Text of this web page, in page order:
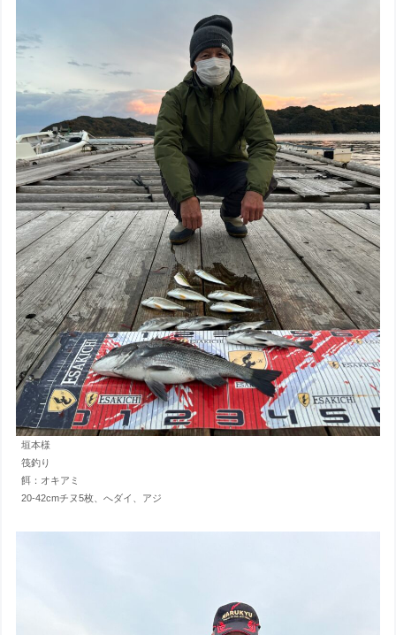
垣本様
筏釣り
餌：オキアミ
20-42cmチヌ5枚、へダイ、アジ